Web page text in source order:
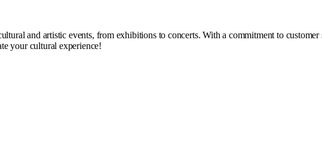
and artistic events, from exhibitions to concerts. With a commitment to
your cultural experience!